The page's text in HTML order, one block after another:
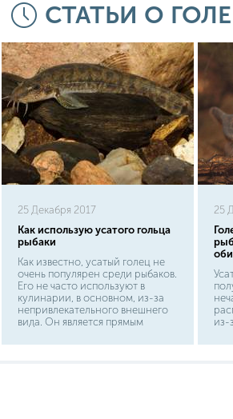
СТАТЬИ О
25 Декабря 2017
Как использую усатого гольца
рыбаки
Как известно, усатый голец не
очень популярен среди рыбаков.
Его не часто используют в
кулинарии, в основном, из-за
непривлекательного внешнего
вида. Он является прямым
больше походит на змею, чем на
25
из-